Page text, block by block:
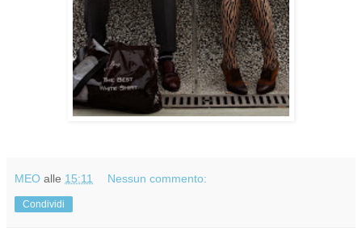
MEO alle 15:11 Nessun commento:
Condividi